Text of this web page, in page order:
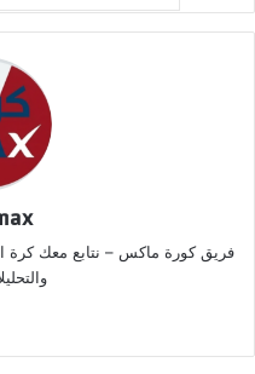
فريق كورة ماكس – نتابع معك كرة